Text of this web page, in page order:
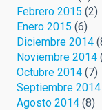
Febrero 2015 (2)
Enero 2015 (6)
Diciembre 2014
Noviembre 2014
Octubre 2014 (7)
Septiembre 2014
Agosto 2014 (8)